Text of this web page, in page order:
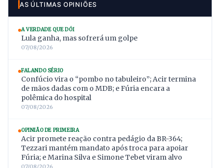
AS ÚLTIMAS OPINIÕES
A VERDADE QUE DÓI
Lula ganha, mas sofrerá um golpe
07/08/2026
FALANDO SÉRIO
Confúcio vira o “pombo no tabuleiro”; Acir termina
de mãos dadas com o MDB; e Fúria encara a
polêmica do hospital
07/08/2026
OPINIÃO DE PRIMEIRA
Acir promete reação contra pedágio da BR-364;
Tezzari mantém mandato após troca para apoiar
Fúria; e Marina Silva e Simone Tebet viram alvo